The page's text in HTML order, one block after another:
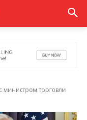
министром торговли